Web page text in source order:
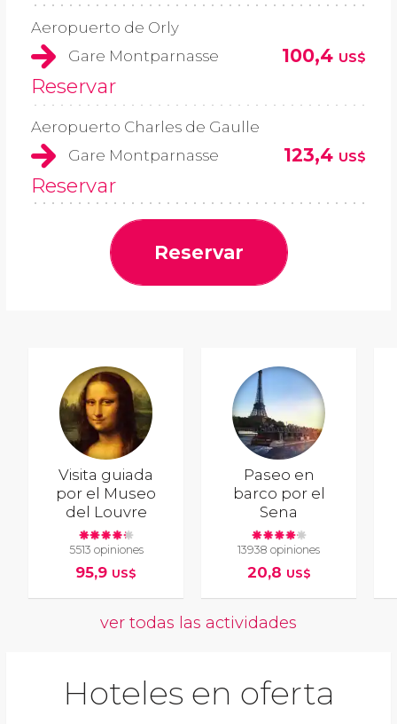
Aeropuerto de Orly
Gare Montparnasse
100,4 US$
Reservar
Aeropuerto Charles de Gaulle
Gare Montparnasse
123,4 US$
Reservar
Reservar
Visita guiada
por el Museo
del Louvre
5513 opiniones
95,9 US$
Paseo en
barco por el
Sena
13938 opiniones
20,8 US$
ver todas las actividades
Hoteles en oferta